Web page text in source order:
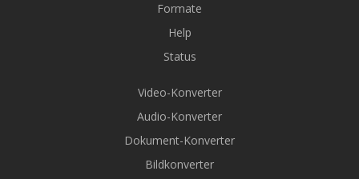
Formate
Help
Status
Video-Konverter
Audio-Konverter
Dokument-Konverter
Bildkonverter